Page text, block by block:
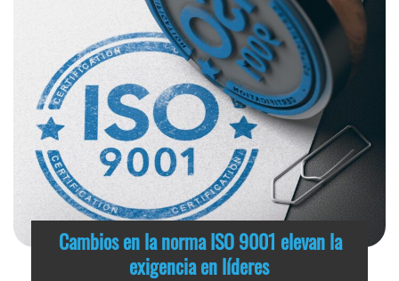
Cambios en la norma ISO 9001 elevan la
exigencia en líderes